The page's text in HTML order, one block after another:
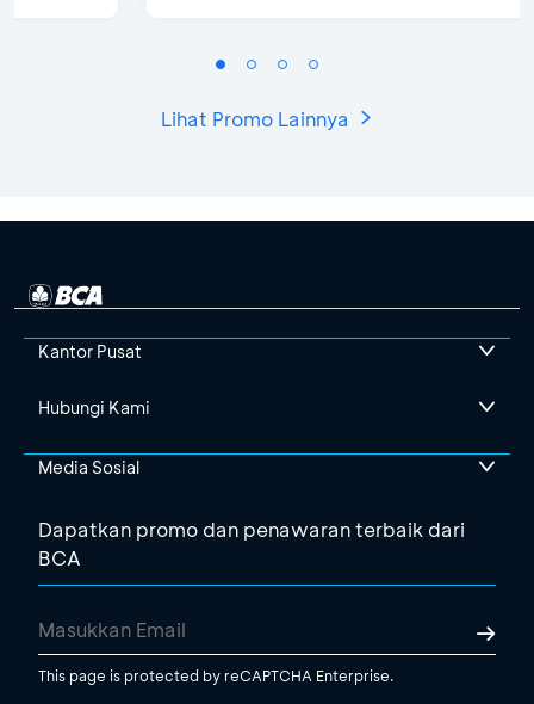
Lihat Promo Lainnya
Kantor Pusat
Hubungi Kami
Media Sosial
Dapatkan promo dan penawaran terbaik dari
BCA
This page is protected by reCAPTCHA Enterprise.